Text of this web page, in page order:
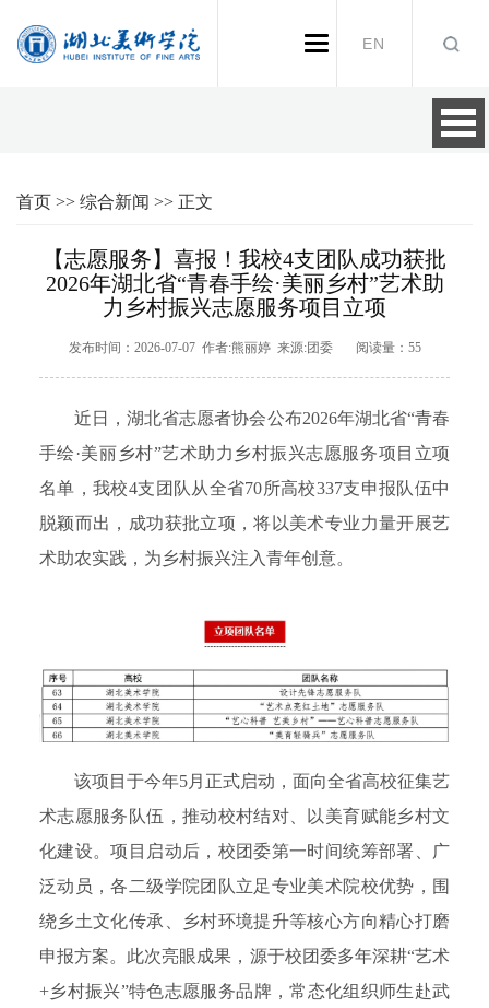
EN
首页 >> 综合新闻 >> 正文
【志愿服务】喜报！我校4支团队成功获批
2026年湖北省“青春手绘·美丽乡村”艺术助
力乡村振兴志愿服务项目立项
发布时间：2026-07-07 作者:熊丽婷 来源:团委 阅读量： 55
近日，湖北省志愿者协会公布2026年湖北省“青春
手绘·美丽乡村”艺术助力乡村振兴志愿服务项目立项
名单，我校4支团队从全省70所高校337支申报队伍中
脱颖而出，成功获批立项，将以美术专业力量开展艺
术助农实践，为乡村振兴注入青年创意。
该项目于今年5月正式启动，面向全省高校征集艺
术志愿服务队伍，推动校村结对、以美育赋能乡村文
化建设。项目启动后，校团委第一时间统筹部署、广
泛动员，各二级学院团队立足专业美术院校优势，围
绕乡土文化传承、乡村环境提升等核心方向精心打磨
申报方案。此次亮眼成果，源于校团委多年深耕“艺术
+乡村振兴”特色志愿服务品牌，常态化组织师生赴武